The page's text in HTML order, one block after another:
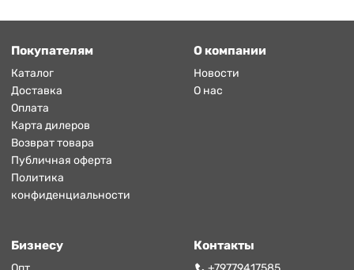
Покупателям
Каталог
Доставка
Оплата
Карта дилеров
Возврат товара
Публичная оферта
Политика
конфиденциальности
О компании
Новости
О нас
Бизнесу Контакты